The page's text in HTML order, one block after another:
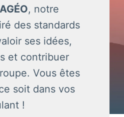
, notre
des standards
ses idées,
et contribuer
Vous êtes
soit dans vos
!